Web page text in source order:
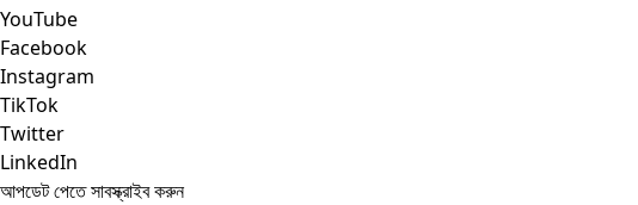
YouTube
Facebook
Instagram
TikTok
Twitter
LinkedIn
আপডেট পেতে সাবস্ক্রাইব করুন